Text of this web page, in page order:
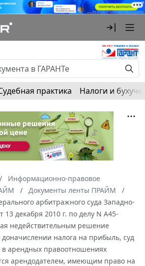
практика Налоги и
Информационно-правовое
Документы ленты ПРАЙМ
арбитражного суда Западно-
13 декабря 2010 г. по делу N А45-
недействительным решение
доначислении налога на прибыль, суд
в арендных правоотношениях
арендодателем, имеющим право на